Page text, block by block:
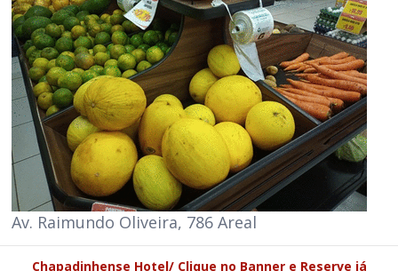
Av. Raimundo Oliveira, 786 Areal
Chapadinhense Hotel/ Clique no Banner e Reserve já